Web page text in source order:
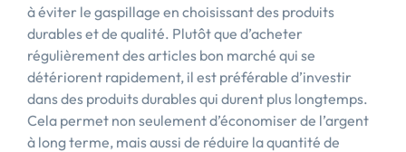
à éviter le gaspillage en choisissant des produits
durables et de qualité. Plutôt que d’acheter
régulièrement des articles bon marché qui se
détériorent rapidement, il est préférable d’investir
dans des produits durables qui durent plus longtemps.
Cela permet non seulement d’économiser de l’argent
à long terme, mais aussi de réduire la quantité de